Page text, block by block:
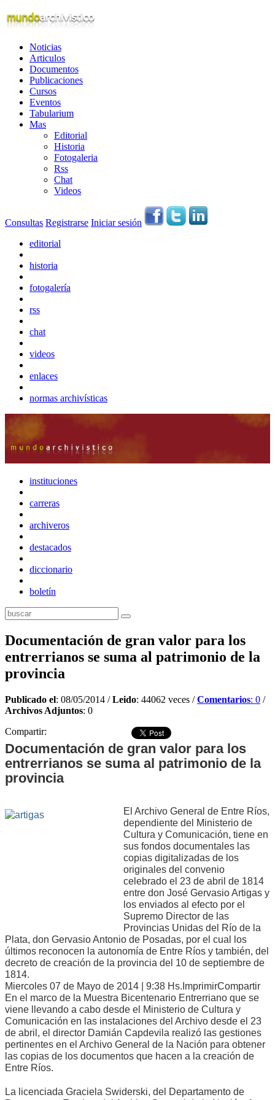
Noticias
Articulos
Documentos
Publicaciones
Cursos
Eventos
Tabularium
Mas
Editorial
Historia
Fotogaleria
Rss
Chat
Videos
Consultas Registrarse Iniciar sesión
editorial
historia
fotogalería
rss
chat
videos
enlaces
normas archivísticas
instituciones
carreras
archiveros
destacados
diccionario
boletín
Documentación de gran valor para los
entrerrianos se suma al patrimonio de la
provincia
Publicado el: 08/05/2014 /Leido: 44062 veces /Comentarios: 0 /
Archivos Adjuntos: 0
Compartir:
Documentación de gran valor para los
entrerrianos se suma al patrimonio de la
provincia
El Archivo General de Entre Ríos,
dependiente del Ministerio de
Cultura y Comunicación, tiene en
sus fondos documentales las
copias digitalizadas de los
originales del convenio
celebrado el 23 de abril de 1814
entre don José Gervasio Artigas y
los enviados al efecto por el
Supremo Director de las
Provincias Unidas del Río de la
Plata, don Gervasio Antonio de Posadas, por el cual los
últimos reconocen la autonomía de Entre Ríos y también, del
decreto de creación de la provincia del 10 de septiembre de
1814.
Miercoles 07 de Mayo de 2014 | 9:38 Hs.ImprimirCompartir
En el marco de la Muestra Bicentenario Entrerriano que se
viene llevando a cabo desde el Ministerio de Cultura y
Comunicación en las instalaciones del Archivo desde el 23
de abril, el director Damián Capdevila realizó las gestiones
pertinentes en el Archivo General de la Nación para obtener
las copias de los documentos que hacen a la creación de
Entre Ríos.
La licenciada Graciela Swiderski, del Departamento de